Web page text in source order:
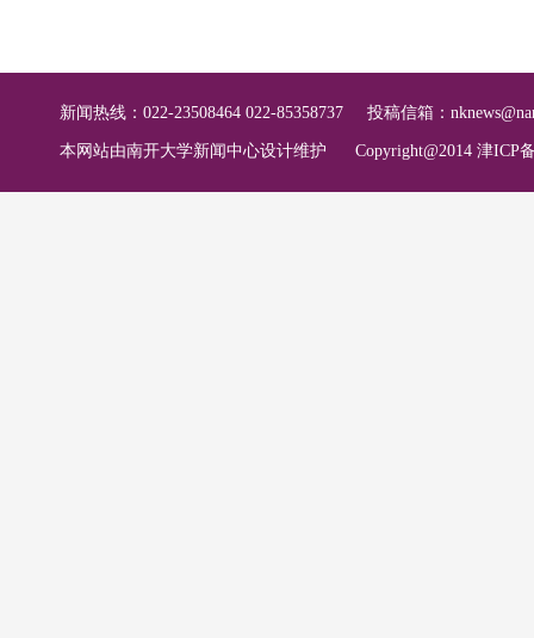
新闻热线：022-23508464 022-85358737 投稿信箱：
本网站由南开大学新闻中心设计维护 Copyright@2014 津ICP